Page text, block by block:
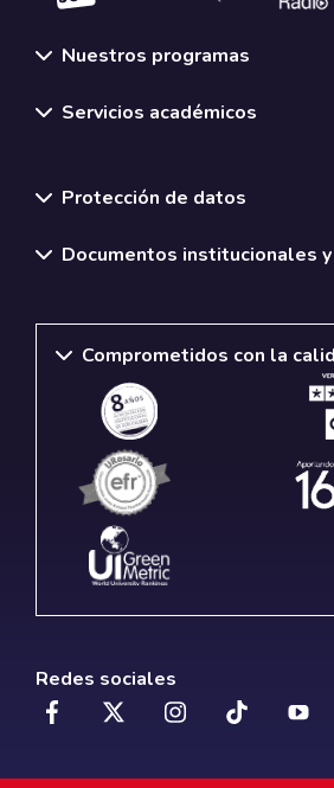
Nuestros programas
Servicios académicos
Protección de datos
Documentos institucionales
Comprometidos con la
Redes sociales